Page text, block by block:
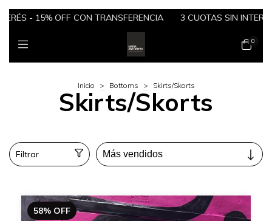
15% OFF CON TRANSFERENCIA 3 CUOTAS SIN INTERÉS -
0
Inicio > Bottoms > Skirts/Skorts
Skirts/Skorts
Filtrar
58% OFF